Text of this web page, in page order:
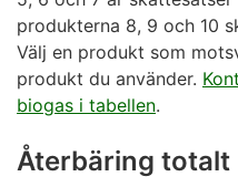
produkterna 8, 9 och 10
Välj en produkt som
produkt du använder.
biogas i tabellen.
Återbäring totalt